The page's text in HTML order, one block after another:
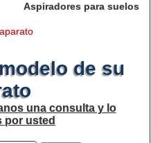
Aspiradores para suelos
de su
una consulta y lo
por usted